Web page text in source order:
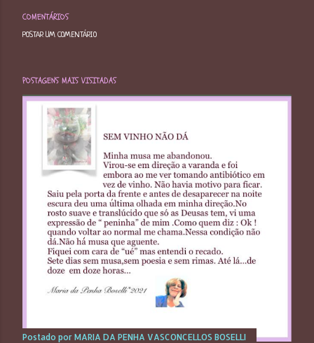
COMENTÁRIOS
POSTAR UM COMENTÁRIO
POSTAGENS MAIS VISITADAS
Postado por MARIA DA PENHA VASCONCELLOS BOSELLI